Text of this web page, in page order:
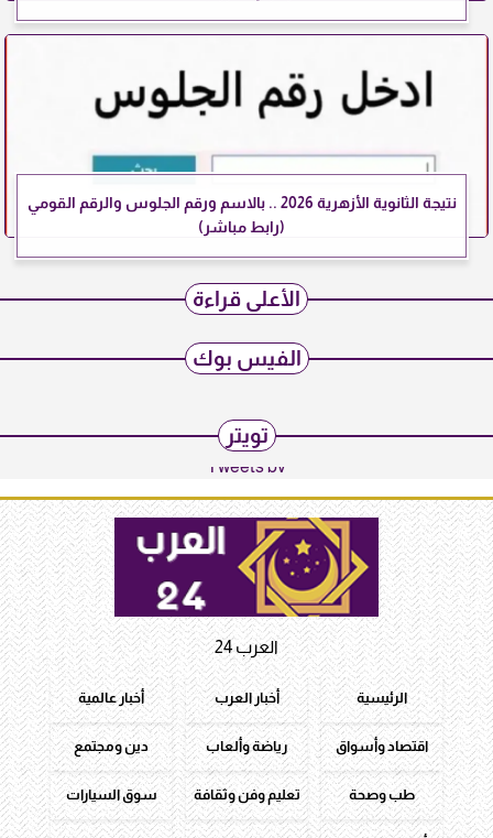
نتيجة الثانوية الأزهرية 2026 .. بالاسم ورقم الجلوس والرقم القومي
(رابط مباشر)
الأعلى قراءة
الفيس بوك
تويتر
Tweets by
العرب 24
الرئيسية أخبار العرب أخبار عالمية
اقتصاد وأسواق رياضة وألعاب دين ومجتمع
طب وصحة تعليم وفن وثقافة سوق السيارات